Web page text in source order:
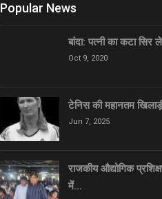
Popular News
बांदा: पत्नी का कटा सिर
Oct 9, 2020
टेनिस की महानतम
Jun 7, 2025
राजकीय औद्योगिक
में…